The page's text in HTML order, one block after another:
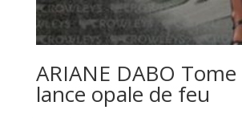
ARIANE DABO Tome
lance opale de feu